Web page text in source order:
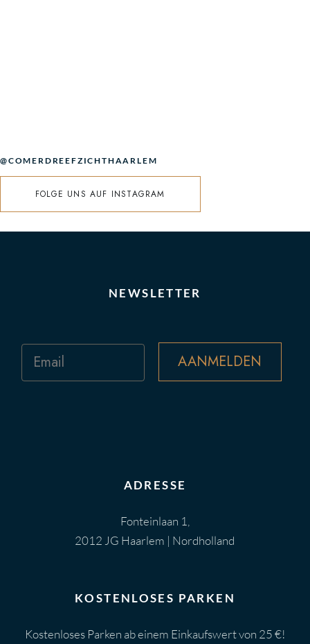
@COMERDREEFZICHTHAARLEM
FOLGE UNS AUF INSTAGRAM
NEWSLETTER
Email AANMELDEN
ADRESSE
Fonteinlaan 1,
2012 JG Haarlem | Nordholland
KOSTENLOSES PARKEN
Kostenloses Parken ab einem Einkaufswert von 25 €!